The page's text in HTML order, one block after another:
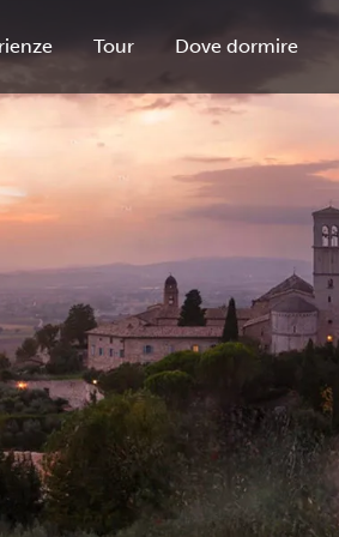
Tour Dove dormire